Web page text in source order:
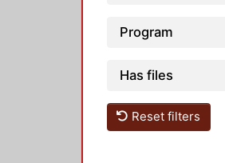
Program
Has files
Reset filters